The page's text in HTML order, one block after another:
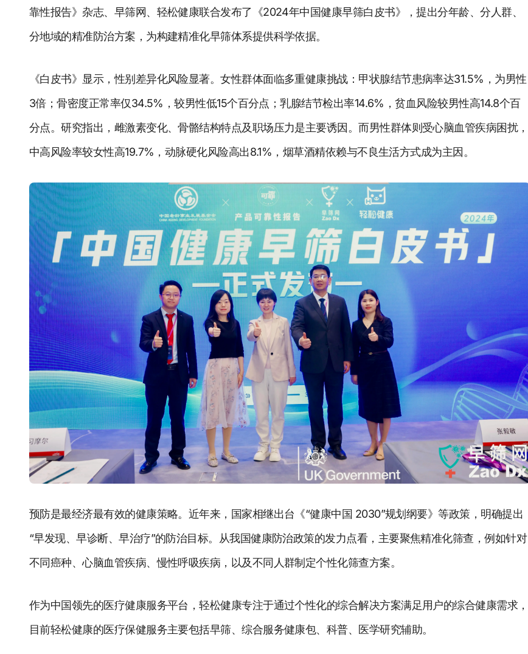
靠性报告》杂志、早筛网、轻松健康联合发布了《2024年中国健康早筛白皮书》，提出分年龄、分人群、
分地域的精准防治方案，为构建精准化早筛体系提供科学依据。
《白皮书》显示，性别差异化风险显著。女性群体面临多重健康挑战：甲状腺结节患病率达31.5%，为男性
3倍；骨密度正常率仅34.5%，较男性低15个百分点；乳腺结节检出率14.6%，贫血风险较男性高14.8个百
分点。研究指出，雌激素变化、骨骼结构特点及职场压力是主要诱因。而男性群体则受心脑血管疾病困扰，
中高风险率较女性高19.7%，动脉硬化风险高出8.1%，烟草酒精依赖与不良生活方式成为主因。
预防是最经济最有效的健康策略。近年来，国家相继出台《“健康中国 2030”规划纲要》等政策，明确提出
“早发现、早诊断、早治疗”的防治目标。从我国健康防治政策的发力点看，主要聚焦精准化筛查，例如针对
不同癌种、心脑血管疾病、慢性呼吸疾病，以及不同人群制定个性化筛查方案。
作为中国领先的医疗健康服务平台，轻松健康专注于通过个性化的综合解决方案满足用户的综合健康需求，
目前轻松健康的医疗保健服务主要包括早筛、综合服务健康包、科普、医学研究辅助。